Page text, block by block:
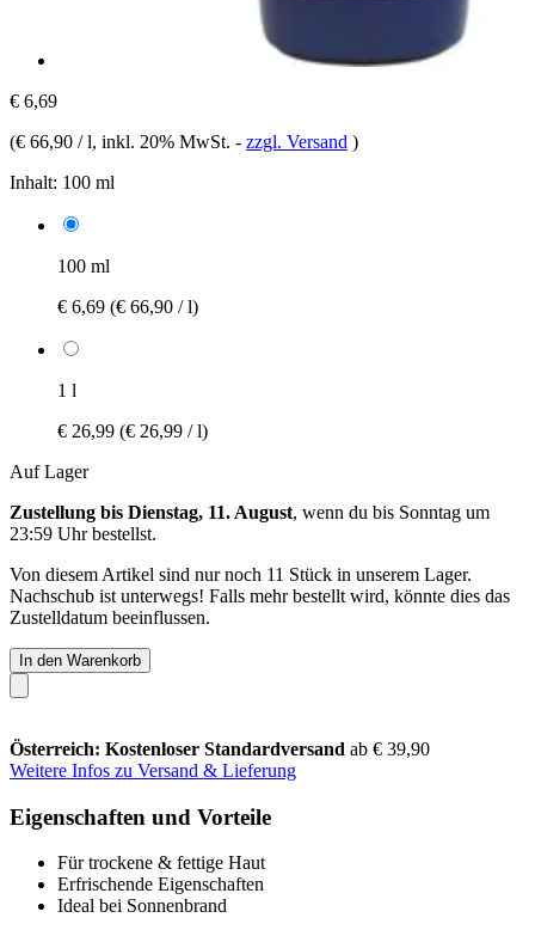
€ 6,69
(€ 66,90 / l, inkl. 20% MwSt. - zzgl. Versand )
Inhalt: 100 ml
100 ml
€ 6,69 (€ 66,90 / l)
1 l
€ 26,99 (€ 26,99 / l)
Auf Lager
Zustellung bis Dienstag, 11. August, wenn du bis Sonntag um
23:59 Uhrbestellst.
Von diesem Artikel sind nur noch 11 Stück in unserem Lager.
Nachschub ist unterwegs! Falls mehr bestellt wird, könnte dies das
Zustelldatum beeinflussen.
In den Warenkorb
Österreich: Kostenloser Standardversand ab € 39,90
Weitere Infos zu Versand & Lieferung
Eigenschaften und Vorteile
Für trockene & fettige Haut
Erfrischende Eigenschaften
Ideal bei Sonnenbrand